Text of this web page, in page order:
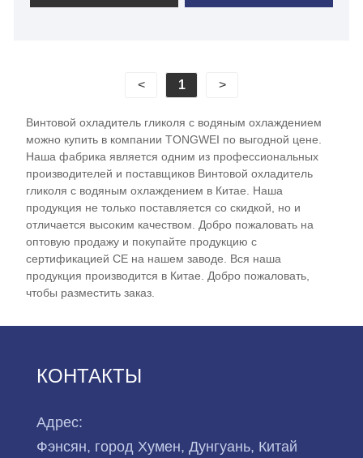
холодопроизводительностью от 80 кВт до 1500
с хладагентом R404a, кожухотрубным
испарителем и конденсатором, контроллером
используется на винодельческих, пивоваренных,
ликеро-водочных заводах, в процессе
охлаждения при ферментации. У нас есть
строгий контроль качества и сильные
возможности проектирования и производства.
Мы с нетерпением ждем возможности стать
вашим долгосрочным поставщиком винтовых
чиллеров с гликолевым водяным охлаждением в
Китае.
< 1 >
Винтовой охладитель гликоля с водяным охлаждением
можно купить в компании TONGWEI по выгодной цене.
Наша фабрика является одним из профессиональных
производителей и поставщиков Винтовой охладитель
гликоля с водяным охлаждением в Китае. Наша
продукция не только поставляется со скидкой, но и
отличается высоким качеством. Добро пожаловать на
оптовую продажу и покупайте продукцию с
сертификацией CE на нашем заводе. Вся наша
продукция производится в Китае. Добро пожаловать,
чтобы разместить заказ.
КОНТАКТЫ
Адрес:
Фэнсян, город Хумен, Дунгуань, Китай